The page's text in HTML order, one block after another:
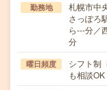
勤務地
札幌市中
さっぽろ
ら---分／
分
曜日頻度
シフト制
も相談OK